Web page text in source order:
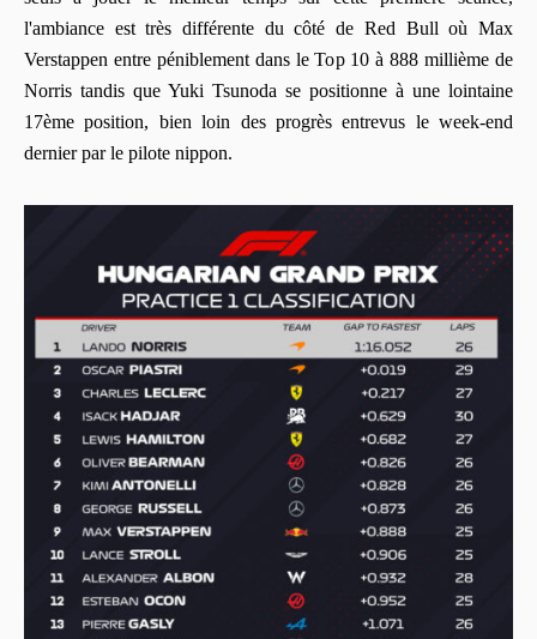
l'ambiance est très différente du côté de Red Bull où Max
Verstappen entre péniblement dans le Top 10 à 888 millième de
Norris tandis que Yuki Tsunoda se positionne à une lointaine
17ème position, bien loin des progrès entrevus le week-end
dernier par le pilote nippon.